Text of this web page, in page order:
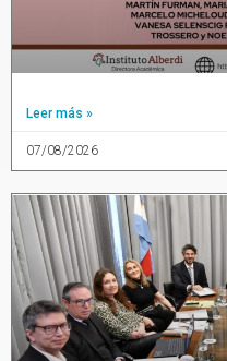
Leer más »
07/08/2026